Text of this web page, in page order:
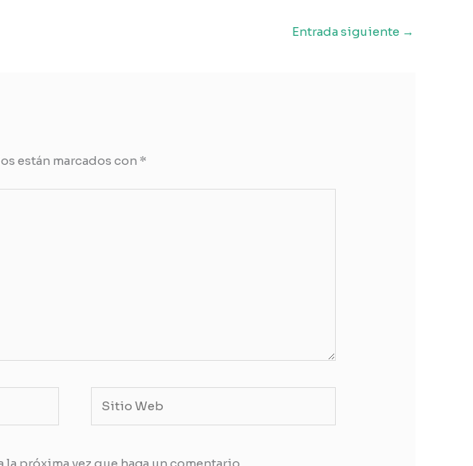
Entrada siguiente →
están marcados con *
Web